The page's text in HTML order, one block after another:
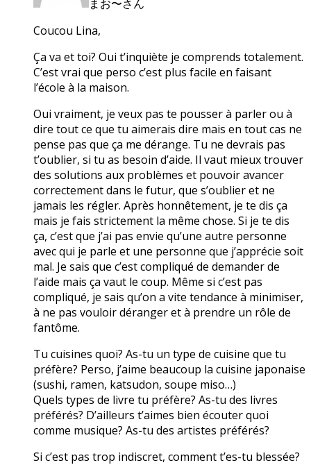
まお〜さん
Coucou Lina,
Ça va et toi? Oui t’inquiète je comprends totalement.
C’est vrai que perso c’est plus facile en faisant
l’école à la maison.
Oui vraiment, je veux pas te pousser à parler ou à
dire tout ce que tu aimerais dire mais en tout cas ne
pense pas que ça me dérange. Tu ne devrais pas
t’oublier, si tu as besoin d’aide. Il vaut mieux trouver
des solutions aux problèmes et pouvoir avancer
correctement dans le futur, que s’oublier et ne
jamais les régler. Après honnêtement, je te dis ça
mais je fais strictement la même chose. Si je te dis
ça, c’est que j’ai pas envie qu’une autre personne
avec qui je parle et une personne que j’apprécie soit
mal. Je sais que c’est compliqué de demander de
l’aide mais ça vaut le coup. Même si c’est pas
compliqué, je sais qu’on a vite tendance à minimiser,
à ne pas vouloir déranger et à prendre un rôle de
fantôme.
Tu cuisines quoi? As-tu un type de cuisine que tu
préfère? Perso, j’aime beaucoup la cuisine japonaise
(sushi, ramen, katsudon, soupe miso…)
Quels types de livre tu préfère? As-tu des livres
préférés? D’ailleurs t’aimes bien écouter quoi
comme musique? As-tu des artistes préférés?
Si c’est pas trop indiscret, comment t’es-tu blessée?